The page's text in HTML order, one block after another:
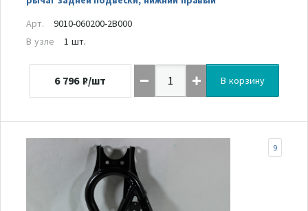
Арт.
9010-060200-2B000
В узле
1 шт.
6 796 ₽/шт В корзину
9